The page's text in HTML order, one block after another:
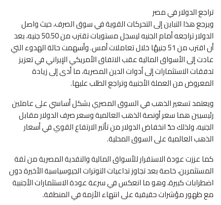
تراجع الدولار في مصر
ويرجع هذا التباين إلى التحركات القوية في سوق الصرف، حيث واصل
الدولار تراجعه أمام الجنيه ليسجل مستويات تقترب من 50.50 جنيه، بعد
أن اقترب من 51 جنيهًا خلال تعاملات أمس. وأسهمت حالة الهدوء التي
عادت إلى الأسواق المالية عقب الاتفاق الأمريكي الإيراني في تعزيز
تدفقات الاستثمارات إلى أدوات الدين المصرية، ما أدى إلى زيادة
المعروض من العملة الأجنبية وتراجع الطلب عليها.
ويعتمد تسعير الذهب في السوق المصري بشكل أساسي على عاملين
رئيسيين هما سعر أونصة الذهب العالمية وسعر صرف الدولار مقابل
الجنيه، ولذلك حدّ انخفاض الدولار من تأثير الارتفاع القوي في أسعار
الذهب العالمية على السوق المحلية.
كما عززت عودة الاستقرار للأسواق المالية والنقدية المصرية من ثقة
المستثمرين، خاصة بعد تجاوز تداعيات التوترات الجيوسياسية الأخيرة دون
اضطرابات كبيرة، وهو ما انعكس في سرعة عودة الاستثمارات الأجنبية
مع ظهور مؤشرات حقيقية على انتهاء الأزمة في المنطقة.